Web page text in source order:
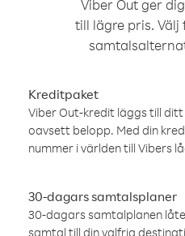
Viber Out ger
till lägre pris.
Kreditpaket
Viber Out-kredit läggs till
oavsett belopp. Med din
nummer i världen till Vibers
30-dagars samtalsplaner
30-dagars samtalplanen
samtal till din valfria